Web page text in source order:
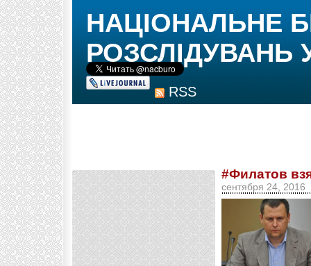
RSS
НАЦІОНАЛЬНЕ
РОЗСЛІДУВАНЬ
#Филатов
сентября 24, 2016